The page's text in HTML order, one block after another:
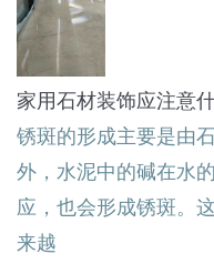
家用石材装饰应注意
锈斑的形成主要是由
外，水泥中的碱在水
应，也会形成锈斑。
来越